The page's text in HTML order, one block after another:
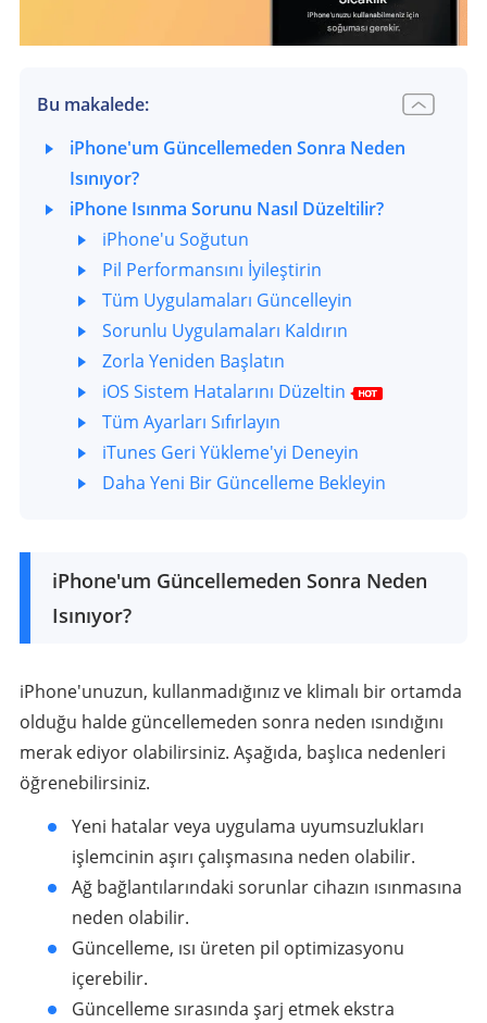
Bu makalede:
iPhone'um Güncellemeden Sonra Neden
Isınıyor?
iPhone Isınma Sorunu Nasıl Düzeltilir?
iPhone'u Soğutun
Pil Performansını İyileştirin
Tüm Uygulamaları Güncelleyin
Sorunlu Uygulamaları Kaldırın
Zorla Yeniden Başlatın
iOS Sistem Hatalarını Düzeltin
Tüm Ayarları Sıfırlayın
iTunes Geri Yükleme'yi Deneyin
Daha Yeni Bir Güncelleme Bekleyin
iPhone'um Güncellemeden Sonra Neden
Isınıyor?
iPhone'unuzun, kullanmadığınız ve klimalı bir ortamda
olduğu halde güncellemeden sonra neden ısındığını
merak ediyor olabilirsiniz. Aşağıda, başlıca nedenleri
öğrenebilirsiniz.
Yeni hatalar veya uygulama uyumsuzlukları
işlemcinin aşırı çalışmasına neden olabilir.
Ağ bağlantılarındaki sorunlar cihazın ısınmasına
neden olabilir.
Güncelleme, ısı üreten pil optimizasyonu
içerebilir.
Güncelleme sırasında şarj etmek ekstra